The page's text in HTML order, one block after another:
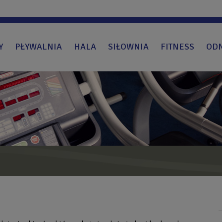
PŁYWALNIA HALA SIŁOWNIA FITNESS